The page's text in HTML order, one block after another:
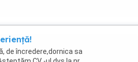
de încredere,dornica sa